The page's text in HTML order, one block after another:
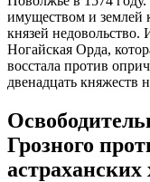
имуществом и землей
князей
Ногайская Орда,
восстала против
двенадцать княжеств
Грозного
астраханских